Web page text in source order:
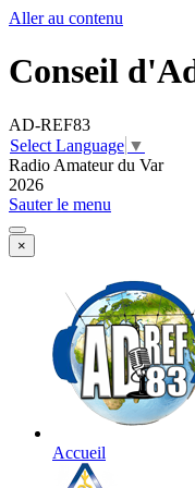
Aller au contenu
Conseil
AD-REF83
Select Language ▼
Radio Amateur du Var
2026
Sauter le menu
×
Accueil